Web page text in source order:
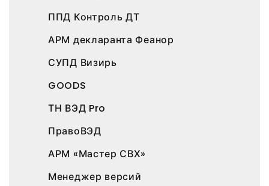
ППД Контроль ДТ
АРМ декларанта Феанор
СУПД Визирь
GOODS
ТН ВЭД Pro
ПравоВЭД
АРМ «Мастер СВХ»
Менеджер версий